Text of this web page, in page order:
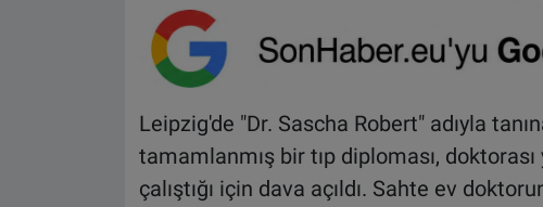
Leipzig'de "Dr. Sascha Robert" adıyla
tamamlanmış bir tıp diploması,
çalıştığı için dava açıldı. Sahte ev